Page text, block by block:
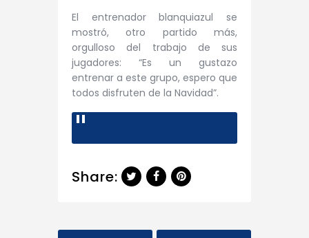
El entrenador blanquiazul se
mostró, otro partido más,
orgulloso del trabajo de sus
jugadores: “Es un gustazo
entrenar a este grupo, espero que
todos disfruten de la Navidad”.
Share: